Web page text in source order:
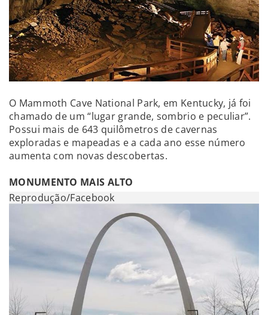
O Mammoth Cave National Park, em Kentucky, já foi
chamado de um “lugar grande, sombrio e peculiar”.
Possui mais de 643 quilômetros de cavernas
exploradas e mapeadas e a cada ano esse número
aumenta com novas descobertas.
MONUMENTO MAIS ALTO
Reprodução/Facebook